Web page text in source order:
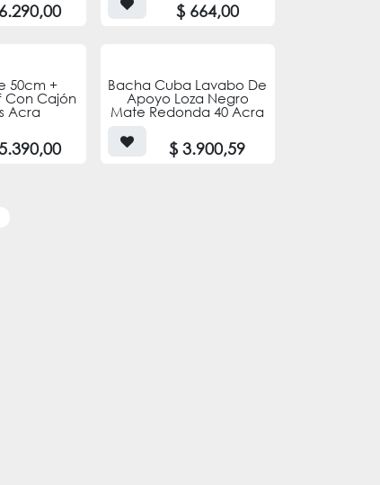
$ 664,00
50cm +
Con Cajón
Acra
Bacha Cuba Lavabo De
Apoyo Loza Negro
Mate Redonda 40 Acra
$3.900,59